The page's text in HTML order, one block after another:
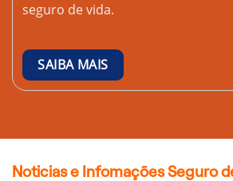
seguro de vida.
SAIBA MAIS
Noticias e Infomações Seguro